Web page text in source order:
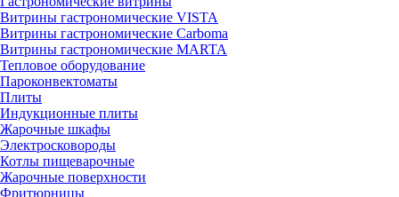
Витрины гастрономические VISTA
Витрины гастрономические Carboma
Витрины гастрономические MARTA
Тепловое оборудование
Пароконвектоматы
Плиты
Индукционные плиты
Жарочные шкафы
Электросковороды
Котлы пищеварочные
Жарочные поверхности
Фритюрницы